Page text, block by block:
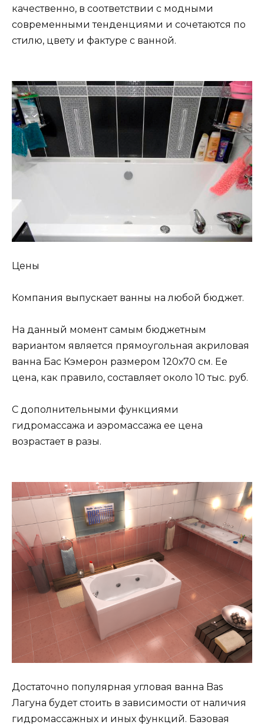
качественно, в соответствии с модными
современными тенденциями и сочетаются по
стилю, цвету и фактуре с ванной.
Цены
Компания выпускает ванны на любой бюджет.
На данный момент самым бюджетным
вариантом является прямоугольная акриловая
ванна Бас Кэмерон размером 120х70 см. Ее
цена, как правило, составляет около 10 тыс. руб.
С дополнительными функциями
гидромассажа и аэромассажа ее цена
возрастает в разы.
Достаточно популярная угловая ванна Bas
Лагуна будет стоить в зависимости от наличия
гидромассажных и иных функций. Базовая